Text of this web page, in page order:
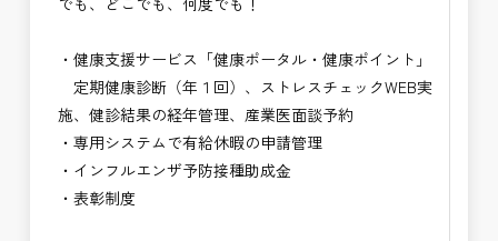
・健康支援サービス「健康ポータル・健康ポイント」
定期健康診断（年１回）、ストレスチェックWEB実
施、健診結果の経年管理、産業医面談予約
・専用システムで有給休暇の申請管理
・インフルエンザ予防接種助成⾦
・表彰制度